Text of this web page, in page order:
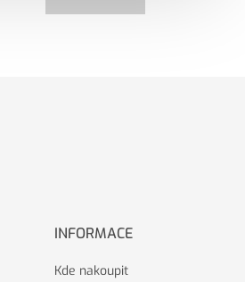
INFORMACE
Kde nakoupit